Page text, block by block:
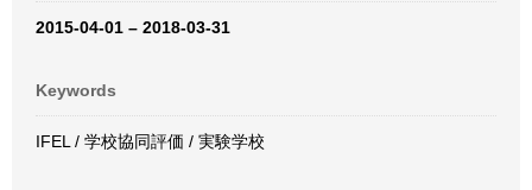
2015-04-01 – 2018-03-31
Keywords
IFEL / 学校協同評価 / 実験学校